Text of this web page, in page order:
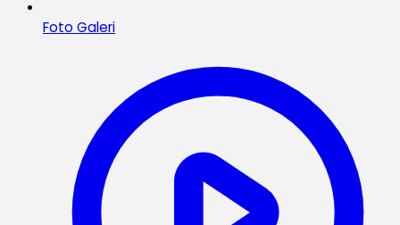
Foto Galeri